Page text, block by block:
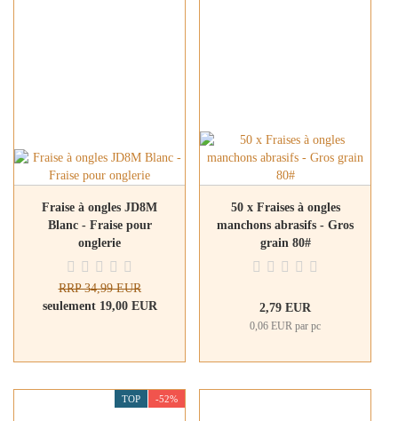
Fraise à ongles JD8M
Blanc - Fraise pour
onglerie
RRP 34,99 EUR
seulement 19,00 EUR
50 x Fraises à ongles
manchons abrasifs - Gros
grain 80#
2,79 EUR
0,06 EUR par pc
TOP -52%